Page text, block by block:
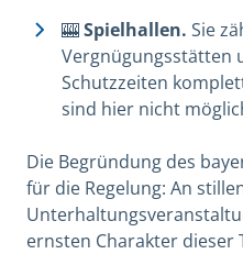
🎰Spielhallen. Sie
Vergnügungsstätten
Schutzzeiten
sind hier nicht
Die Begründung des
für die Regelung: An
ernsten Charakter dieser